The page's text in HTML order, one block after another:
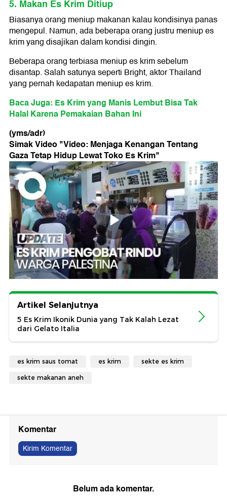
5. Makan Es Krim Ditiup
Biasanya orang meniup makanan kalau kondisinya panas
mengepul. Namun, ada beberapa orang justru meniup es
krim yang disajikan dalam kondisi dingin.
Beberapa orang terbiasa meniup es krim sebelum
disantap. Salah satunya seperti Bright, aktor Thailand
yang pernah kedapatan meniup es krim.
Baca Juga: Es Krim yang Manis Lembut Bisa Tak
Halal Karena Pemakaian Bahan Ini
(yms/adr)
Simak Video "Video: Menjaga Kenangan Tentang
Gaza Tetap Hidup Lewat Toko Es Krim"
Artikel Selanjutnya
5 Es Krim Ikonik Dunia yang Tak Kalah Lezat
dari Gelato Italia
es krim saus tomat es krim sekte es krim
sekte makanan aneh
Komentar
Kirim Komentar
Belum ada komentar.